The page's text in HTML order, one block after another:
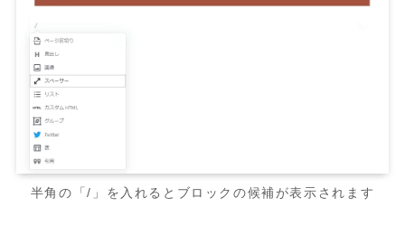
半角の「/」を入れるとブロックの候補が表示されます